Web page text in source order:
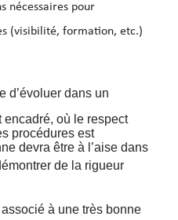
nécessaires pour
(visibilité, formation, etc.)
d’évoluer dans un
où le respect
procédures est
devra être à l’aise dans
de la rigueur
associé à une très bonne